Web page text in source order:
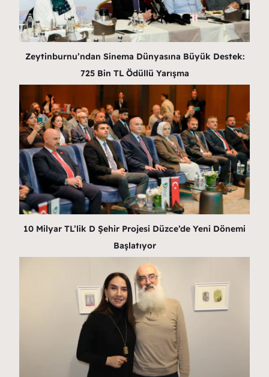
Zeytinburnu’ndan Sinema Dünyasına Büyük Destek:
725 Bin TL Ödüllü Yarışma
10 Milyar TL’lik D Şehir Projesi Düzce’de Yeni Dönemi
Başlatıyor